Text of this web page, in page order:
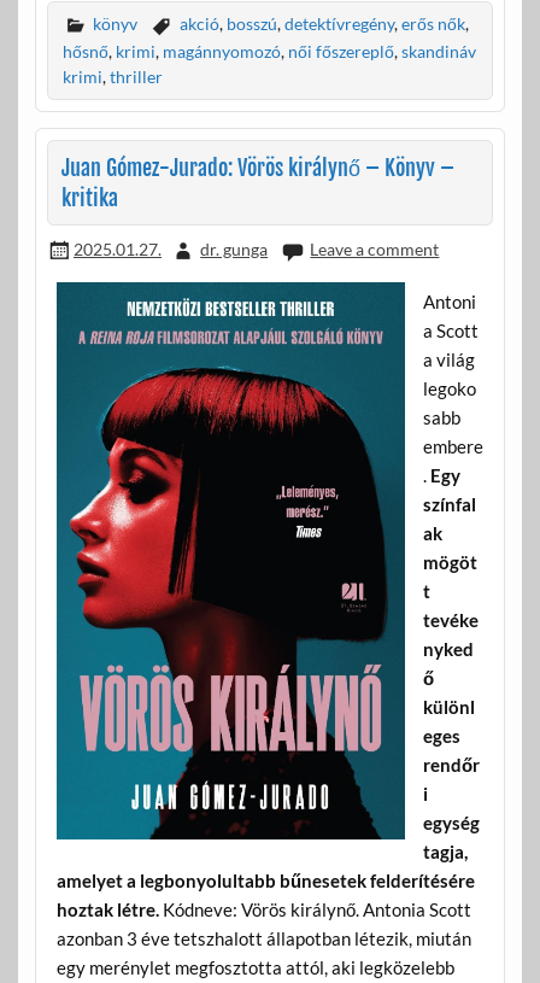
e
b
o
o
k
itt
er
ail za
m
e
g
könyv akció, bosszú,detektívregény,erős nők,
hősnő, krimi, magánnyomozó, női főszereplő,skandináv
krimi,thriller
Juan Gómez-Jurado: Vörös királynő – Könyv –
kritika
2025.01.27. dr. gunga Leave a comment
Antoni
a Scott
a világ
legoko
sabb
embere
. Egy
színfal
ak
mögöt
t
tevéke
nyked
ő
különl
eges
rendőr
i
egység
tagja,
amelyet a legbonyolultabb bűnesetek felderítésére
hoztak létre.Kódneve: Vörös királynő. Antonia Scott
azonban 3 éve tetszhalott állapotban létezik, miután
egy merénylet megfosztotta attól, aki legközelebb